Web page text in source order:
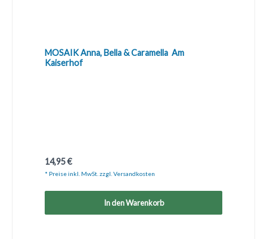
MOSAIK Anna, Bella & Caramella  Am
Kaiserhof
Regulärer Preis:
14,95 €
* Preise inkl. MwSt. zzgl. Versandkosten
In den Warenkorb